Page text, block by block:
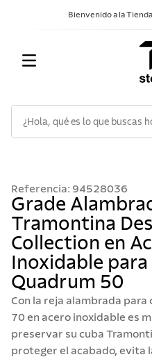
Bienvenido a la
Referencia: 94528036
Grade
Tramontina
Collection en
Inoxidable
Quadrum 50
Con la reja alambrada
70 en acero inoxidable es
preservar su cuba
proteger el acabado, evita
2.
sarten
3.
cubiertos
4.
ollas
5.
acero inoxidable
6
grano
7.
442
.